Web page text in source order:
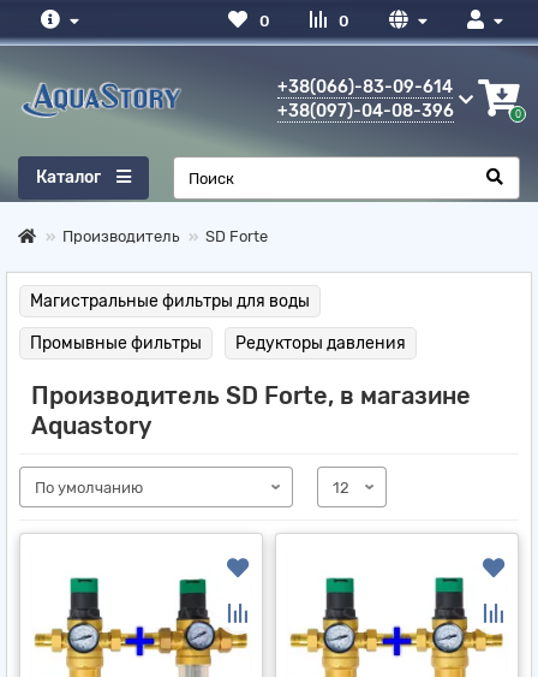
0
0
+38(066)-83-09-614
+38(097)-04-08-396
0
Каталог
Производитель SD Forte
Магистральные фильтры для воды
Промывные фильтры Редукторы давления
Производитель SD Forte, в магазине
Aquastory